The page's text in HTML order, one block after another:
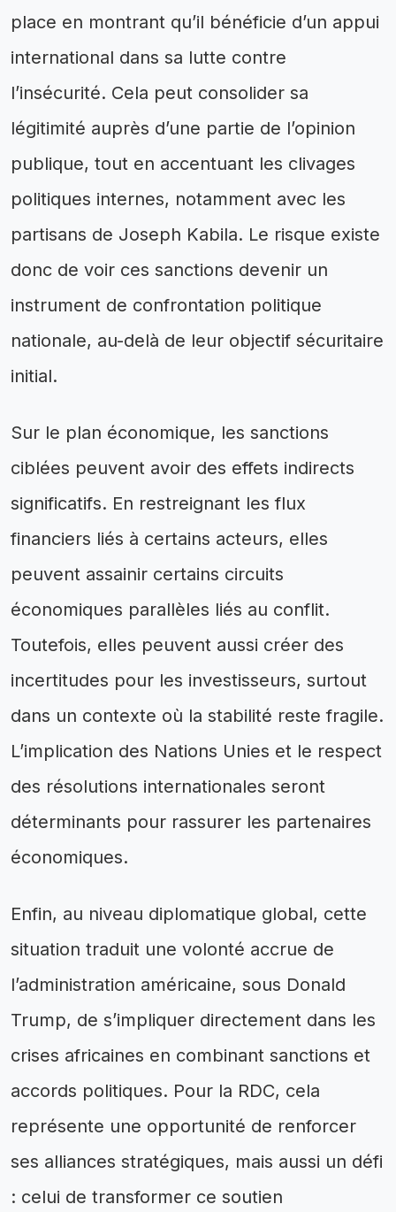
place en montrant qu’il bénéficie d’un appui
international dans sa lutte contre
l’insécurité. Cela peut consolider sa
légitimité auprès d’une partie de l’opinion
publique, tout en accentuant les clivages
politiques internes, notamment avec les
partisans de Joseph Kabila. Le risque existe
donc de voir ces sanctions devenir un
instrument de confrontation politique
nationale, au-delà de leur objectif sécuritaire
initial.
Sur le plan économique, les sanctions
ciblées peuvent avoir des effets indirects
significatifs. En restreignant les flux
financiers liés à certains acteurs, elles
peuvent assainir certains circuits
économiques parallèles liés au conflit.
Toutefois, elles peuvent aussi créer des
incertitudes pour les investisseurs, surtout
dans un contexte où la stabilité reste fragile.
L’implication des Nations Unies et le respect
des résolutions internationales seront
déterminants pour rassurer les partenaires
économiques.
Enfin, au niveau diplomatique global, cette
situation traduit une volonté accrue de
l’administration américaine, sous Donald
Trump, de s’impliquer directement dans les
crises africaines en combinant sanctions et
accords politiques. Pour la RDC, cela
représente une opportunité de renforcer
ses alliances stratégiques, mais aussi un défi
: celui de transformer ce soutien